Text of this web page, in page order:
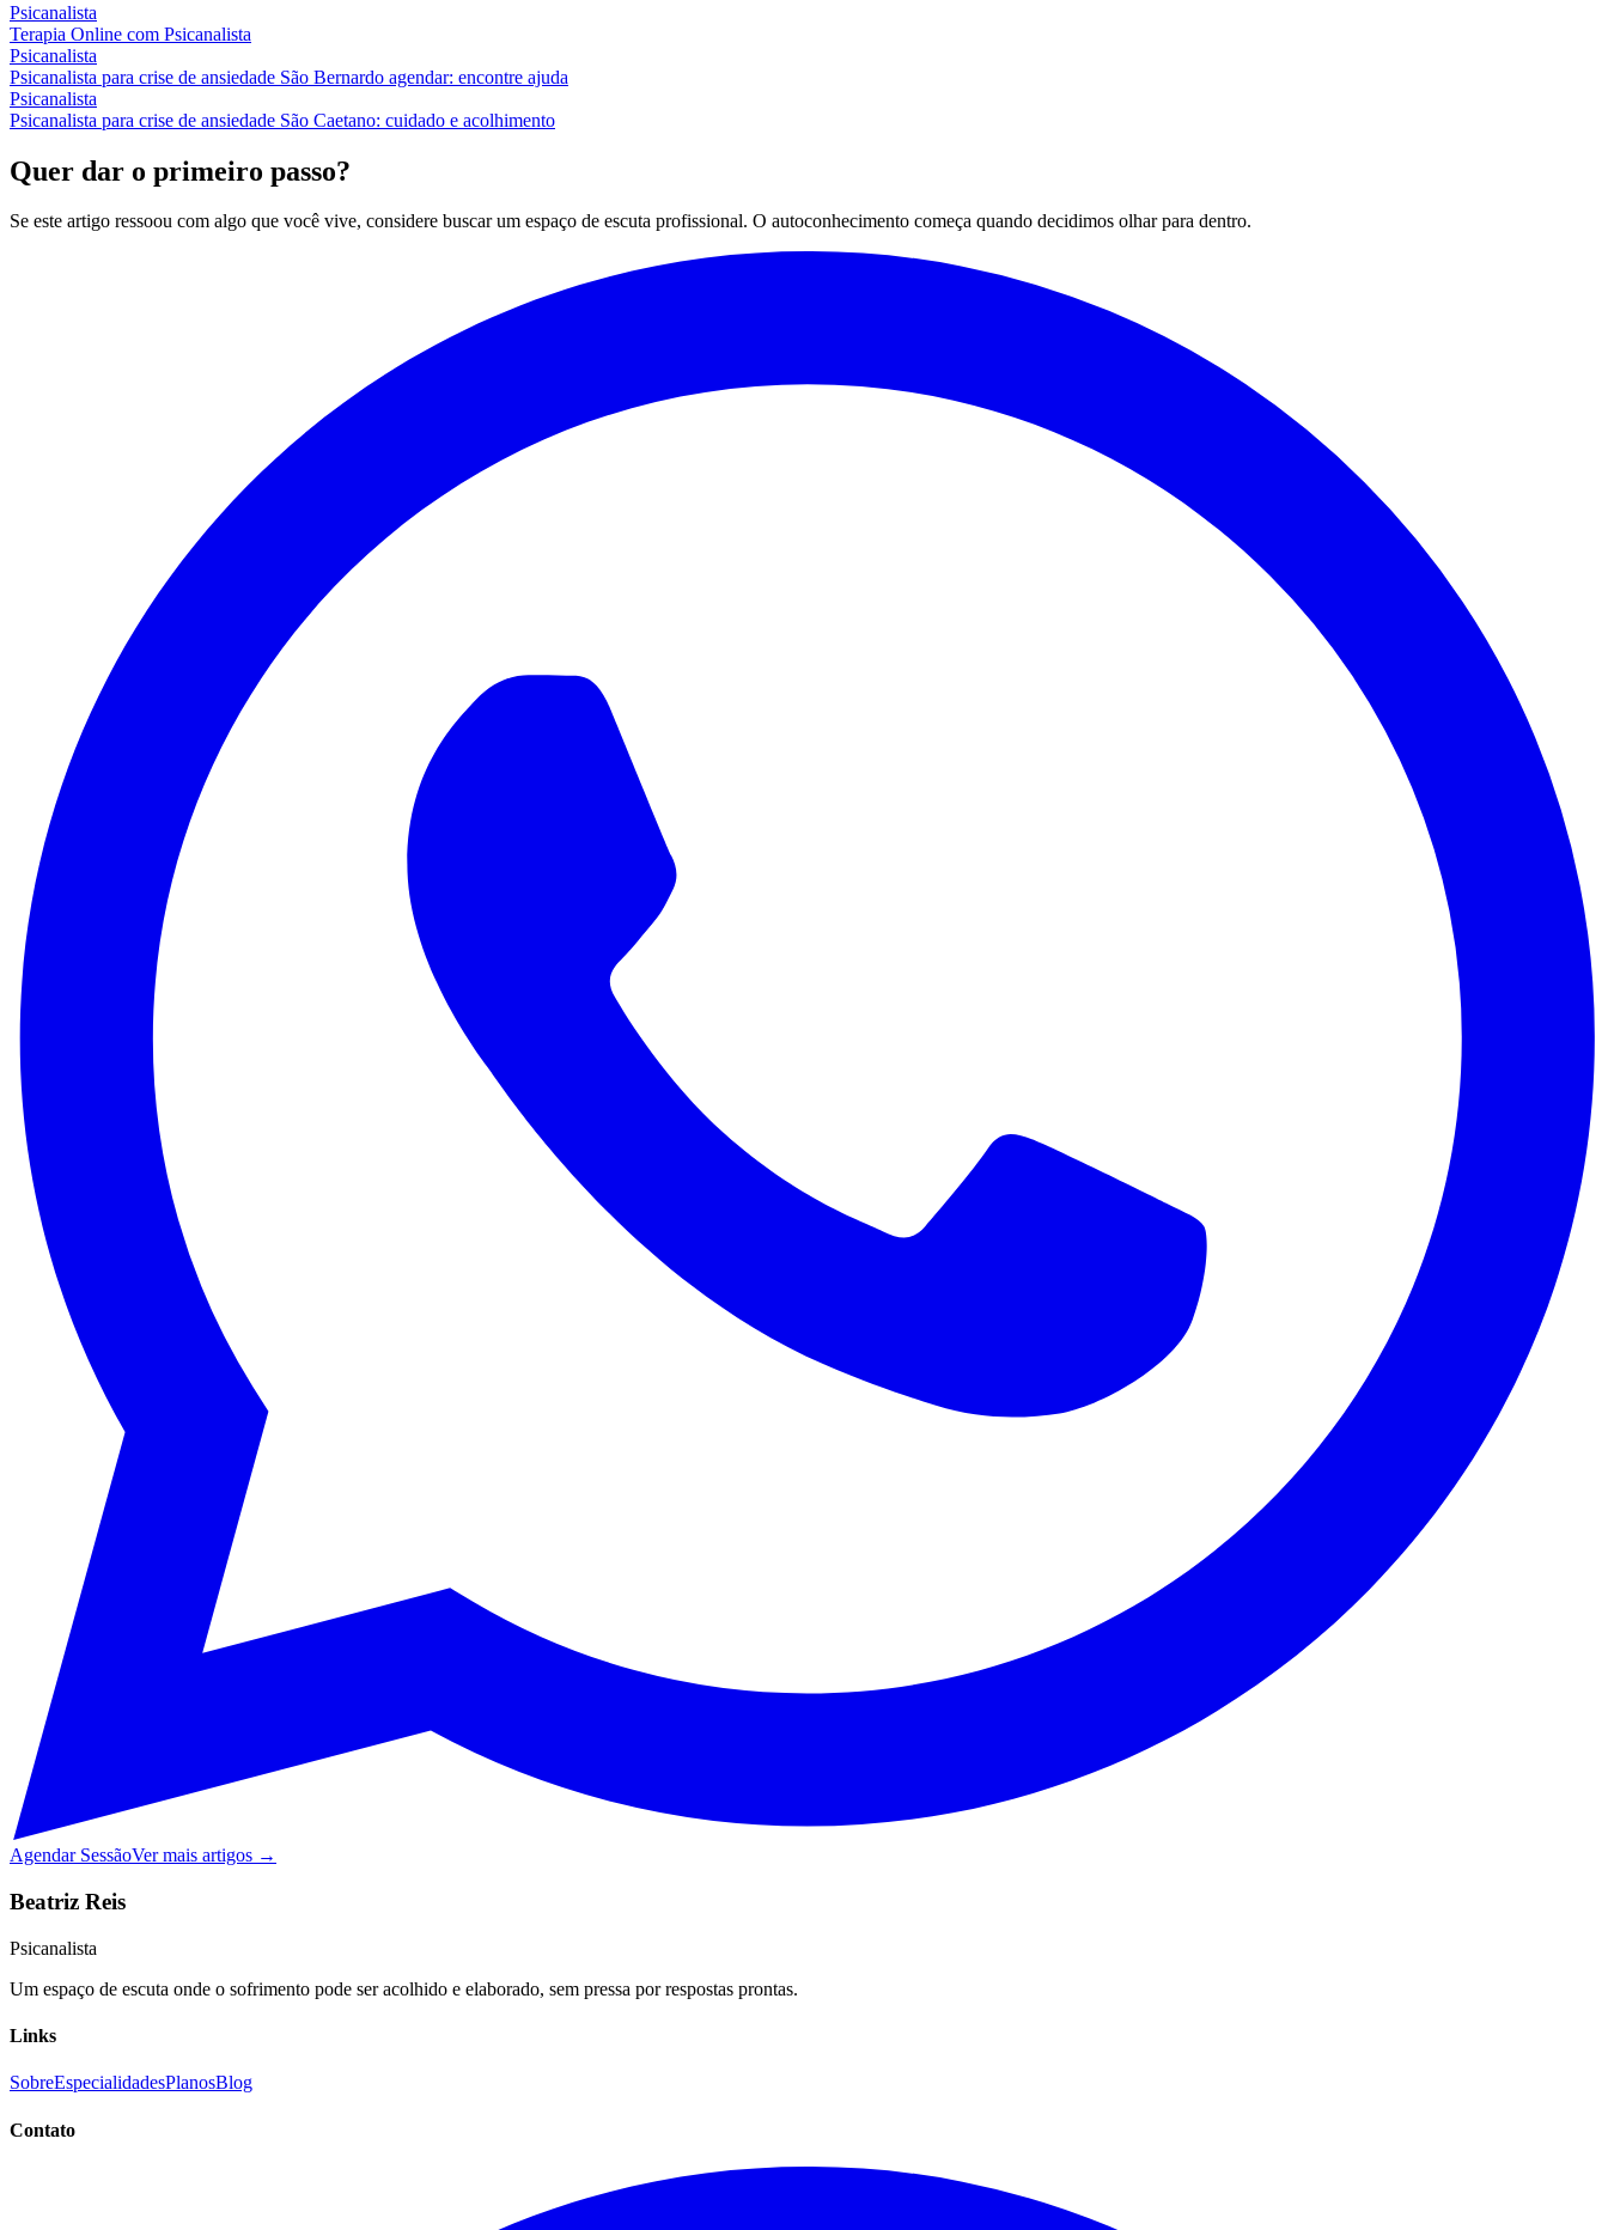
Psicanalista
Terapia Online com Psicanalista
Psicanalista
Psicanalista para crise de ansiedade São Bernardo agendar: encontre ajuda
Psicanalista
Psicanalista para crise de ansiedade São Caetano: cuidado e acolhimento
Quer dar o primeiro passo?
Se este artigo ressoou com algo que você vive, considere buscar um espaço de escuta profissional. O autoconhecimento começa quando decidimos olhar para dentro.
Agendar SessãoVer mais artigos →
Beatriz Reis
Psicanalista
Um espaço de escuta onde o sofrimento pode ser acolhido e elaborado, sem pressa por respostas prontas.
Links
SobreEspecialidadesPlanosBlog
Contato